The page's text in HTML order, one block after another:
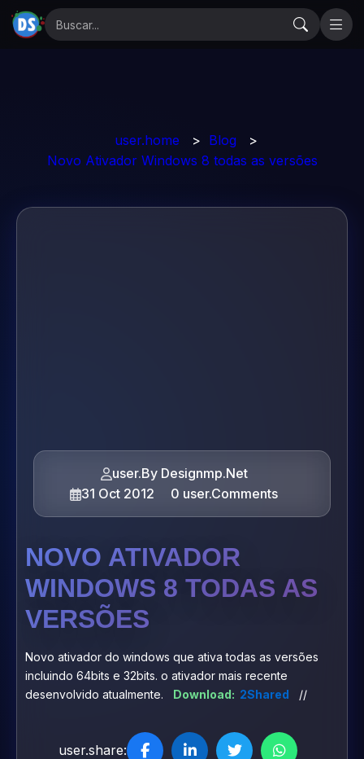
user.home > Blog
>
Novo Ativador Windows 8 todas as versões
user.By Designmp.Net
31 Oct 2012
0 user.Comments
NOVO ATIVADOR
WINDOWS 8 TODAS AS
VERSÕES
Novo ativador do windows que ativa todas as versões
incluindo 64bits e 32bits. o ativador mais recente
desenvolvido atualmente. Download: 2Shared //
user.share: